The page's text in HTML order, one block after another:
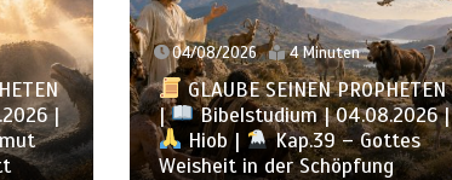
|
04/08/2026 4 Minuten
GLAUBE SEINEN PROPHETEN
|
Bibelstudium | 04.08.2026 |
Hiob |
Kap.39 – Gottes
Weisheit in der Schöpfung